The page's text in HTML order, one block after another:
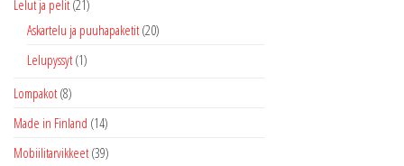
Lelut ja pelit (21)
Askartelu ja puuhapaketit (20)
Lelupyssyt (1)
Lompakot (8)
Made in Finland (14)
Mobiilitarvikkeet (39)